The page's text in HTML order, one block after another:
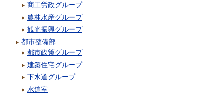
商工労政グループ
農林水産グループ
観光振興グループ
都市整備部
都市政策グループ
建築住宅グループ
下水道グループ
水道室